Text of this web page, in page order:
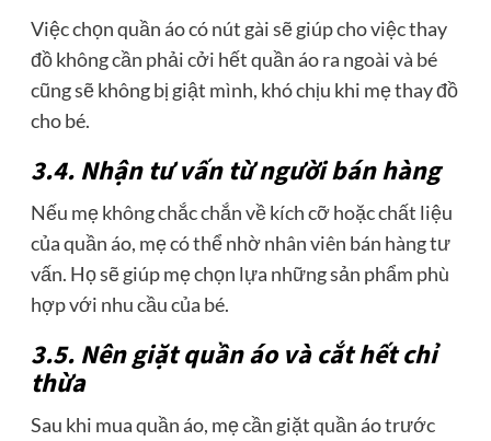
Việc chọn quần áo có nút gài sẽ giúp cho việc thay
đồ không cần phải cởi hết quần áo ra ngoài và bé
cũng sẽ không bị giật mình, khó chịu khi mẹ thay đồ
cho bé.
3.4. Nhận tư vấn từ người bán hàng
Nếu mẹ không chắc chắn về kích cỡ hoặc chất liệu
của quần áo, mẹ có thể nhờ nhân viên bán hàng tư
vấn. Họ sẽ giúp mẹ chọn lựa những sản phẩm phù
hợp với nhu cầu của bé.
3.5. Nên giặt quần áo và cắt hết chỉ
thừa
Sau khi mua quần áo, mẹ cần giặt quần áo trước